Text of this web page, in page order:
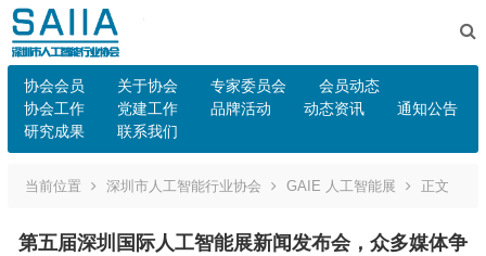
协会会员 关于协会 专家委员会
会员动态
协会工作
党建工作 品牌活动 动态资讯
通知公告
研究成果
联系我们
当前位置 深圳市人工智能行业协会 GAIE 人工智能展 正文
第五届深圳国际人工智能展新闻发布会，众多媒体争